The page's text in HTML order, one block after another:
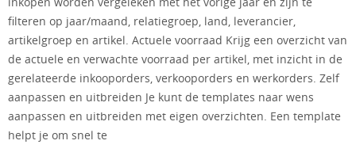
filteren op jaar/maand, relatiegroep, land, leverancier,
artikelgroep en artikel. Actuele voorraad Krijg een overzicht van
de actuele en verwachte voorraad per artikel, met inzicht in de
gerelateerde inkooporders, verkooporders en werkorders. Zelf
aanpassen en uitbreiden Je kunt de templates naar wens
aanpassen en uitbreiden met eigen overzichten. Een template
helpt je om snel te